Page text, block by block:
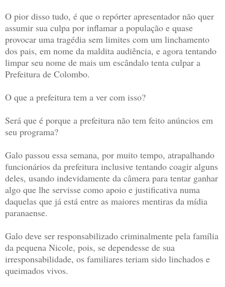
O pior disso tudo, é que o repórter apresentador não quer
assumir sua culpa por inflamar a população e quase
provocar uma tragédia sem limites com um linchamento
dos pais, em nome da maldita audiência, e agora tentando
limpar seu nome de mais um escândalo tenta culpar a
Prefeitura de Colombo.
O que a prefeitura tem a ver com isso?
Será que é porque a prefeitura não tem feito anúncios em
seu programa?
Galo passou essa semana, por muito tempo, atrapalhando
funcionários da prefeitura inclusive tentando coagir alguns
deles, usando indevidamente da câmera para tentar ganhar
algo que lhe servisse como apoio e justificativa numa
daquelas que já está entre as maiores mentiras da mídia
paranaense.
Galo deve ser responsabilizado criminalmente pela família
da pequena Nicole, pois, se dependesse de sua
irresponsabilidade, os familiares teriam sido linchados e
queimados vivos.